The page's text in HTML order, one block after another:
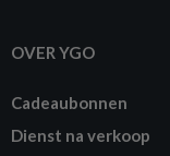
OVER YGO
Cadeaubonnen
Dienst na verkoop